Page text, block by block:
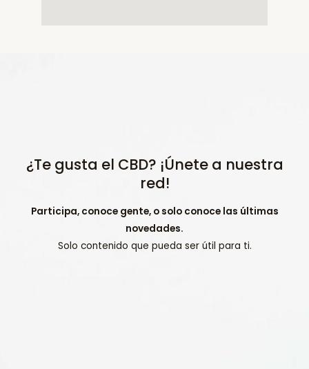
¿Te gusta el CBD? ¡Únete a nuestra
red!
Participa, conoce gente, o solo conoce las últimas
novedades.
Solo contenido que pueda ser útil para ti.